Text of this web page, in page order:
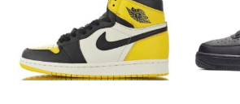
k
C